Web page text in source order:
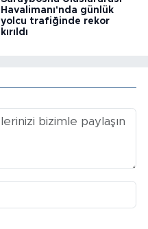
Havalimanı'nda günlük
yolcu trafiğinde rekor
kırıldı